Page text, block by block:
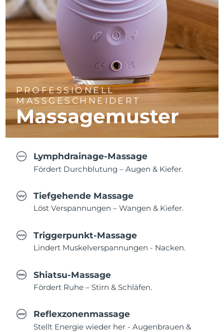
PROFESSIONELL
MASSGESCHNEIDERT
Massagemuster
Lymphdrainage-Massage
Fördert Durchblutung – Augen & Kiefer.
Tiefgehende Massage
Löst Verspannungen – Wangen & Kiefer.
Triggerpunkt-Massage
Lindert Muskelverspannungen - Nacken.
Shiatsu-Massage
Fördert Ruhe – Stirn & Schläfen.
Reflexzonenmassage
Stellt Energie wieder her - Augenbrauen &